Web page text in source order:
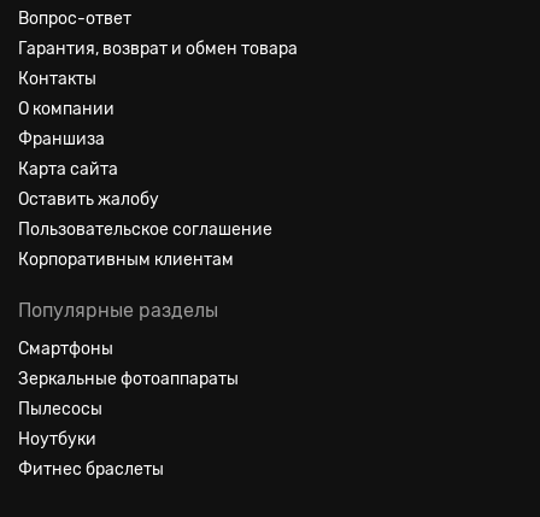
Вопрос-ответ
Гарантия, возврат и обмен товара
Контакты
О компании
Франшиза
Карта сайта
Оставить жалобу
Пользовательское соглашение
Корпоративным клиентам
Популярные разделы
Смартфоны
Зеркальные фотоаппараты
Пылесосы
Ноутбуки
Фитнес браслеты